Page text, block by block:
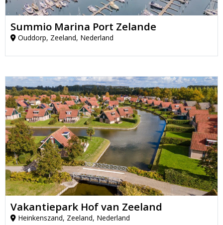
Summio Marina Port Zelande
Ouddorp, Zeeland, Nederland
Vakantiepark Hof van Zeeland
Heinkenszand, Zeeland, Nederland